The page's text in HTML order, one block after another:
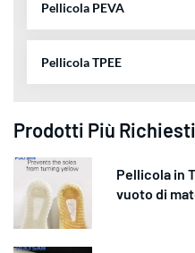
Pellicola PEVA
Pellicola TPEE
Prodotti Più Richiesti
Pellicola in
vuoto di